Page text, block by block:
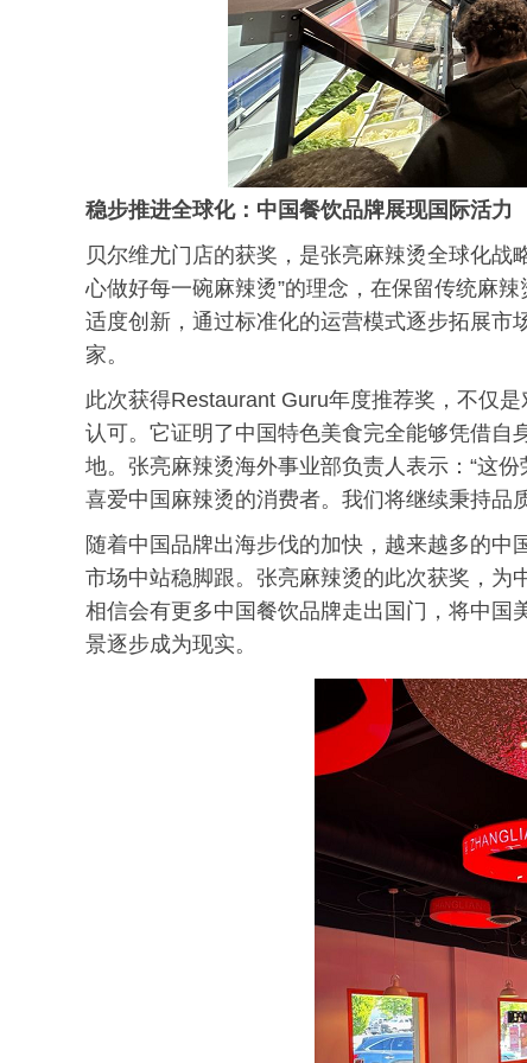
稳步推进全球化：中国餐饮品牌展现国际活力
贝尔维尤门店的获奖，是张亮麻辣烫全球化战
心做好每一碗麻辣烫”的理念，在保留传统麻
适度创新，通过标准化的运营模式逐步拓展市
家。
此次获得Restaurant Guru年度推荐奖，不仅
认可。它证明了中国特色美食完全能够凭借自
地。张亮麻辣烫海外事业部负责人表示：“这
喜爱中国麻辣烫的消费者。我们将继续秉持品
随着中国品牌出海步伐的加快，越来越多的
市场中站稳脚跟。张亮麻辣烫的此次获奖，为
相信会有更多中国餐饮品牌走出国门，将中国
景逐步成为现实。